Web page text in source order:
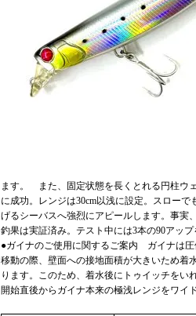
ます。 また、固定状態を長くとれる円柱ウ
に成功。レンジは30cm以浅に設定。スロー
げるシーバスへ強烈にアピールします。事実
釣果は実証済み。テスト中には3本の90ア
●ガイナのご使用に関するご案内 ガイナは
移動の際、壁面への接地面積が大きいため着
ります。このため、着水後にトゥイッチを
開始直後からガイナ本来の極浅レンジを